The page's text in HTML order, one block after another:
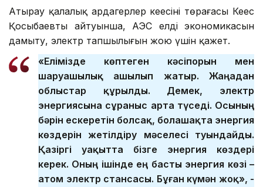
Атырау қалалық ардагерлер кеңесінің төрағасы Кеңес
Қосыбаевтың айтуынша, АЭС елдің экономикасын
дамыту, электр тапшылығын жою үшін қажет.
«Елімізде көптеген кәсіпорын мен
шаруашылық ашылып жатыр. Жаңадан
облыстар құрылды. Демек, электр
энергиясына сұраныс арта түседі. Осының
бәрін ескеретін болсақ, болашақта энергия
көздерін жетілдіру мәселесі туындайды.
Қазіргі уақытта бізге энергия көздері
керек. Оның ішінде ең басты энергия көзі –
атом электр стансасы. Бұған күмән жоқ», -